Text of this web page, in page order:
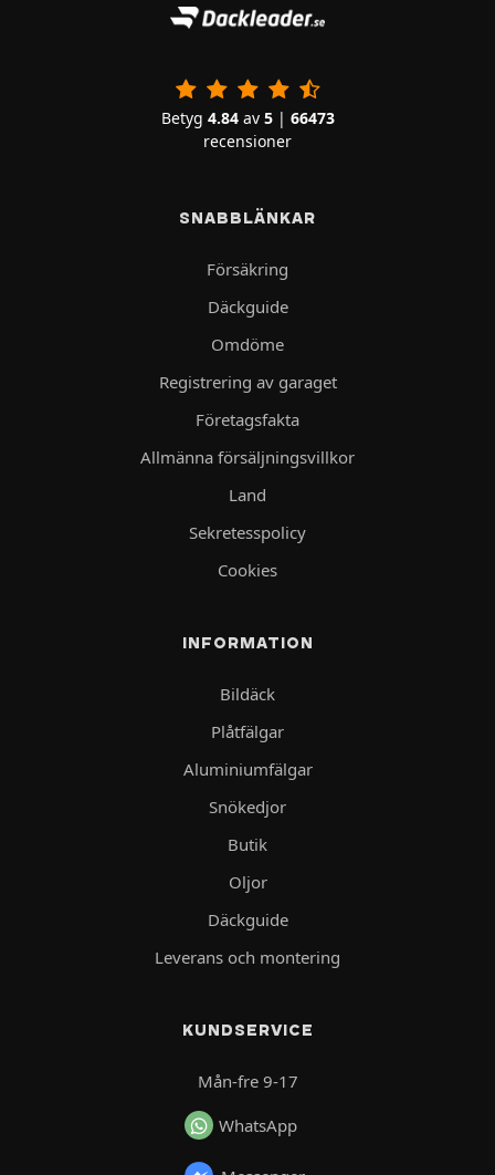
Betyg 4.84av 5| 66473
recensioner
SNABBLÄNKAR
Försäkring
Däckguide
Omdöme
Registrering av garaget
Företagsfakta
Allmänna försäljningsvillkor
Land
Sekretesspolicy
Cookies
INFORMATION
Bildäck
Plåtfälgar
Aluminiumfälgar
Snökedjor
Butik
Oljor
Däckguide
Leverans och montering
KUNDSERVICE
Mån-fre 9-17
WhatsApp